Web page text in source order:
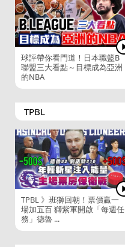
球評帶你看門道！日本職籃B
聯盟三大看點～目標成為亞洲
的NBA
TPBL
TPBL 》班獅回朝！票價贏一
場加五百 獅紫軍開啟「每週任
務」德魯 ...